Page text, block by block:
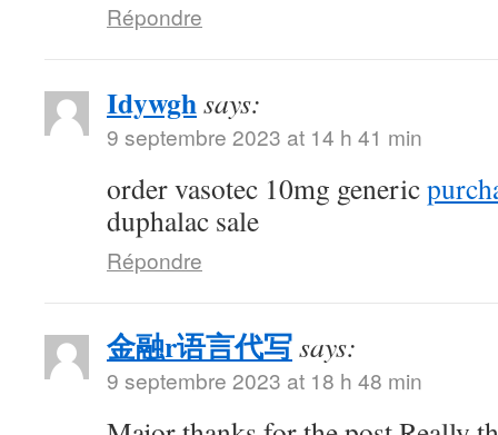
Répondre
Idywghsays:
9 septembre 2023 at 14 h 41 min
order vasotec 10mg generic
duphalac sale
Répondre
金融r语言代写says:
9 septembre 2023 at 18 h 48 min